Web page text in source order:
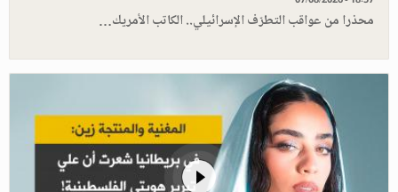
محذرا من عواقب التطرّف الإسرائيلي.. الكاتب الأمريك…